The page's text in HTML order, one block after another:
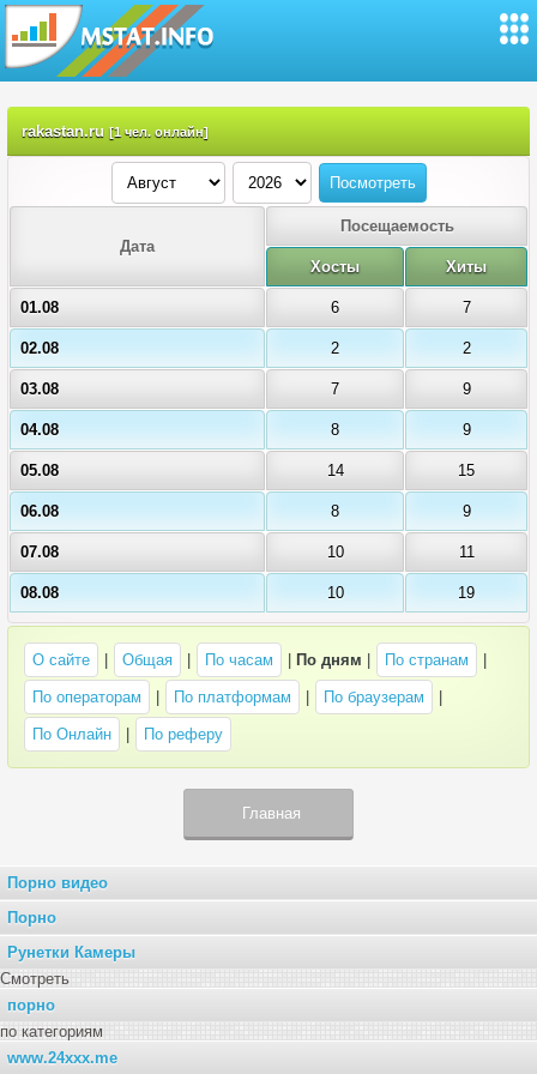
rakastan.ru [1 чел. онлайн]
Дата
Посещаемость
Хосты Хиты
01.08 6 7
02.08 2 2
03.08 7 9
04.08 8 9
05.08 14 15
06.08 8 9
07.08 10 11
08.08 10 19
О сайте Общая По часам По дням По странам
По операторам По платформам По браузерам
По Онлайн По реферу
Главная
Порно видео
Порно
Рунетки Камеры
Смотреть
порно
по категориям
www.24xxx.me